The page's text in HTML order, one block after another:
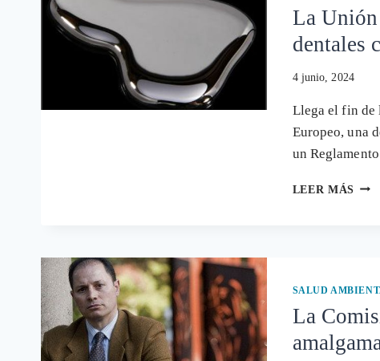
La Unión
dentales
4 junio, 2024
Llega el fin de
Europeo, una
un
LEER MÁS LA
LAS
CON
SALUD
La